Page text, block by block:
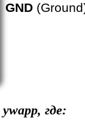
GND
ywapp, где: